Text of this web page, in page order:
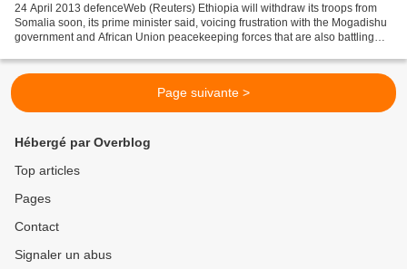
24 April 2013 defenceWeb (Reuters) Ethiopia will withdraw its troops from
Somalia soon, its prime minister said, voicing frustration with the Mogadishu
government and African Union peacekeeping forces that are also battling
Page suivante >
Hébergé par Overblog
Top articles
Pages
Contact
Signaler un abus